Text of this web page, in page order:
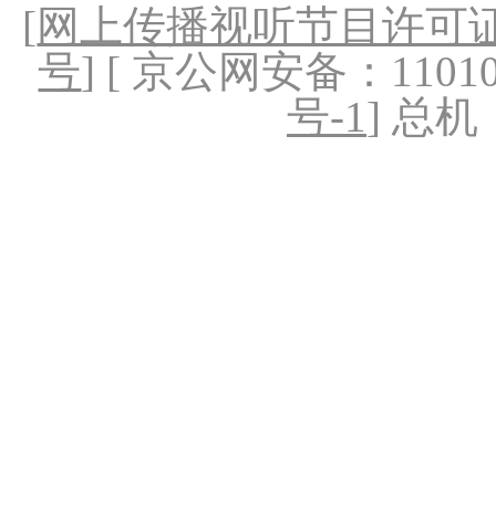
[网上传播视听节目许可
号] [ 京公网安备：
号-1] 总机